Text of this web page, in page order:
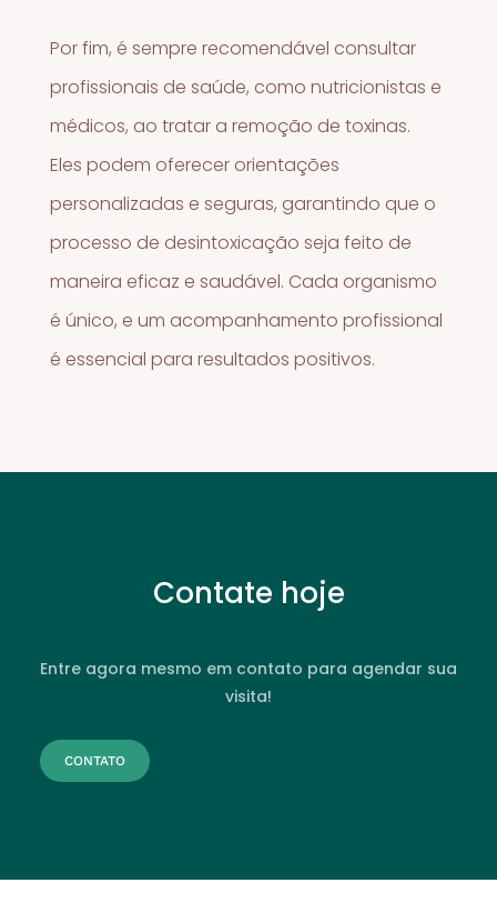
Por fim, é sempre recomendável consultar
profissionais de saúde, como nutricionistas e
médicos, ao tratar a remoção de toxinas.
Eles podem oferecer orientações
personalizadas e seguras, garantindo que o
processo de desintoxicação seja feito de
maneira eficaz e saudável. Cada organismo
é único, e um acompanhamento profissional
é essencial para resultados positivos.
Contate hoje
Entre agora mesmo em contato para agendar sua
visita!
CONTATO